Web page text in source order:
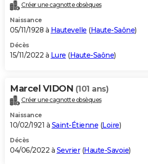
Créer une cagnotte obsèques
Naissance
05/11/1928 à Hautevelle (Haute-Saône)
Décès
15/11/2022 à Lure (Haute-Saône)
Marcel VIDON (101 ans)
Créer une cagnotte obsèques
Naissance
10/02/1921 à Saint-Étienne (Loire)
Décès
04/06/2022 à Sevrier(Haute-Savoie)